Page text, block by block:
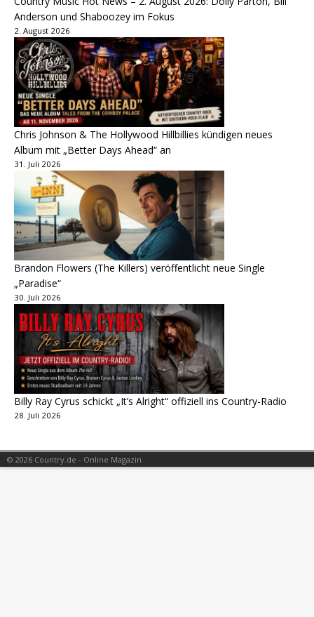
Anderson und Shaboozey im Fokus
2. August 2026
Chris Johnson & The Hollywood Hillbillies kündigen neues
Album mit „Better Days Ahead“ an
31. Juli 2026
Brandon Flowers (The Killers) veröffentlicht neue Single
„Paradise“
30. Juli 2026
Billy Ray Cyrus schickt „It’s Alright“ offiziell ins Country-Radio
28. Juli 2026
© 2026 Country.de - Online Magazin